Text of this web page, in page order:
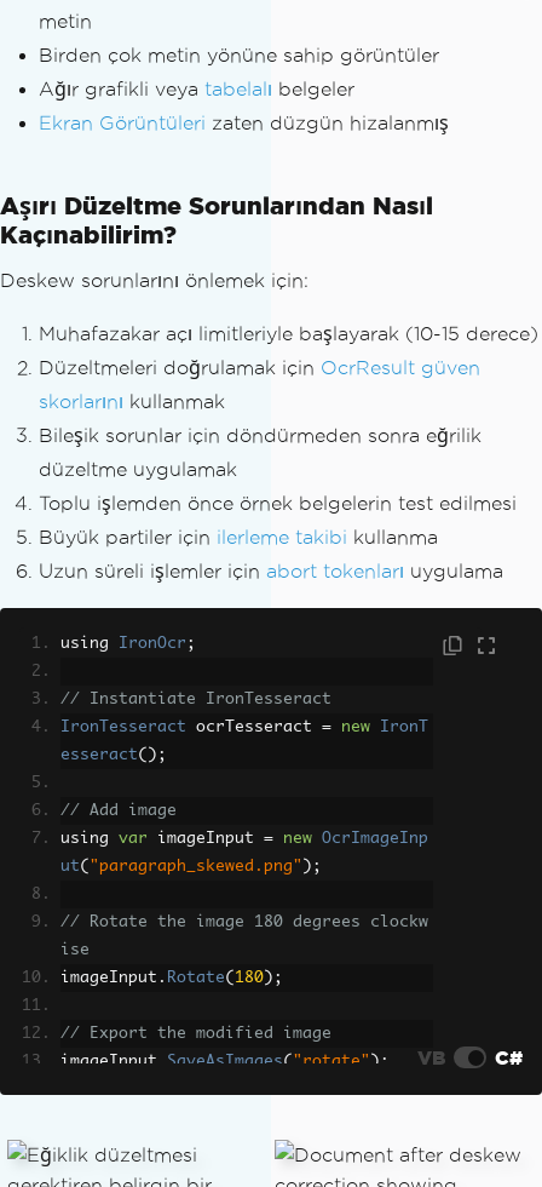
metin
Birden çok metin yönüne sahip görüntüler
Ağır grafikli veya tabelalı belgeler
Ekran Görüntüleri zaten düzgün hizalanmış
Aşırı Düzeltme Sorunlarından Nasıl
Kaçınabilirim?
Deskew sorunlarını önlemek için:
Muhafazakar açı limitleriyle başlayarak (10-15 derece)
Düzeltmeleri doğrulamak için OcrResult güven
skorlarını kullanmak
Bileşik sorunlar için döndürmeden sonra eğrilik
düzeltme uygulamak
Toplu işlemden önce örnek belgelerin test edilmesi
Büyük partiler için ilerleme takibi kullanma
Uzun süreli işlemler için abort tokenları uygulama
using IronOcr ;
// Instantiate IronTesseract
IronTesseract ocrTesseract = new
IronT
esseract();
// Add image
using var imageInput = new
OcrImageInp
ut( "paragraph_skewed.png" );
// Rotate the image 180 degrees clockw
ise
imageInput . Rotate( 180 );
// Export the modified image
imageInput
SaveAsImages( "rotate" ); VB C#